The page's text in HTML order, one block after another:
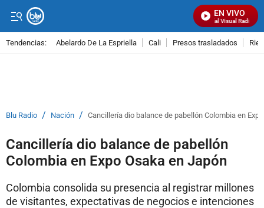
EN VIVO
Señal Visual Radio
Tendencias: Abelardo De La Espriella Cali Presos trasladados
Blu Radio / Nación / Cancillería dio balance de pabellón Colombia en
Cancillería dio balance de pabellón
Colombia en Expo Osaka en Japón
Colombia consolida su presencia al registrar millones
de visitantes, expectativas de negocios e intenciones